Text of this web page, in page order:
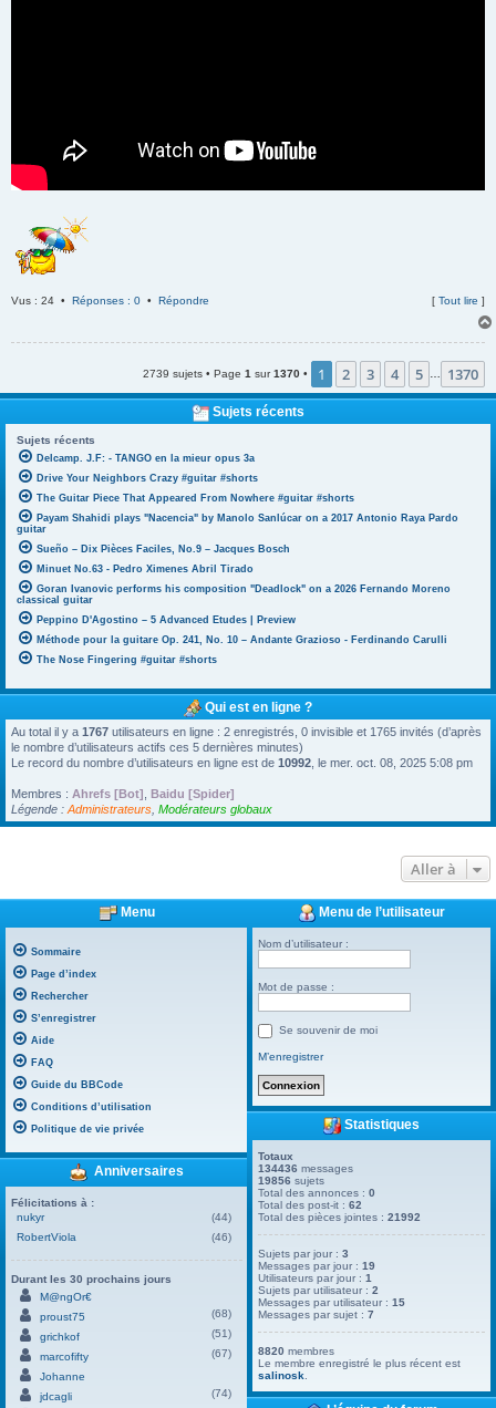
Vus : 24 • Réponses : 0 • Répondre [ Tout lire ]
2739 sujets • Page 1 sur1370 • 1 2 3 4 5 1370
Sujets récents
Sujets récents
Delcamp. J.F: - TANGO en la mieur opus 3a
Drive Your Neighbors Crazy #guitar #shorts
The Guitar Piece That Appeared From Nowhere #guitar #shorts
Payam Shahidi plays "Nacencia" by Manolo Sanlúcar on a 2017 Antonio Raya Pardo
guitar
Sueño – Dix Pièces Faciles, No.9 – Jacques Bosch
Minuet No.63 - Pedro Ximenes Abril Tirado
Goran Ivanovic performs his composition "Deadlock" on a 2026 Fernando Moreno
classical guitar
Peppino D'Agostino – 5 Advanced Etudes | Preview
Méthode pour la guitare Op. 241, No. 10 – Andante Grazioso - Ferdinando Carulli
The Nose Fingering #guitar #shorts
Qui est en ligne ?
Au total il y a 1767 utilisateurs en ligne : 2 enregistrés, 0 invisible et 1765 invités (d’après
le nombre d’utilisateurs actifs ces 5 dernières minutes)
Le record du nombre d’utilisateurs en ligne est de 10992 , le mer. oct. 08, 2025 5:08 pm
Membres : Ahrefs [Bot] Baidu [Spider]
Légende : Administrateurs Modérateurs globaux
Aller à
Menu
Sommaire
Page d’index
Rechercher
S’enregistrer
Aide
FAQ
Guide du BBCode
Conditions d’utilisation
Politique de vie privée
Anniversaires
Félicitations à :
nukyr
(44)
RobertViola
(46)
Durant les 30 prochains jours
M@ngOr€
proust75
(68)
grichkof
(51)
marcofifty
(67)
Johanne
jdcagli
(74)
Menu de l’utilisateur
Nom d’utilisateur :
Mot de passe :
Se souvenir de moi
M’enregistrer
Statistiques
Totaux
134436 messages
19856 sujets
Total des annonces :0
Total des post-it :62
Total des pièces jointes :21992
Sujets par jour :3
Messages par jour :19
Utilisateurs par jour :1
Sujets par utilisateur :2
Messages par utilisateur :15
Messages par sujet :7
8820 membres
Le membre enregistré le plus récent est
salinosk